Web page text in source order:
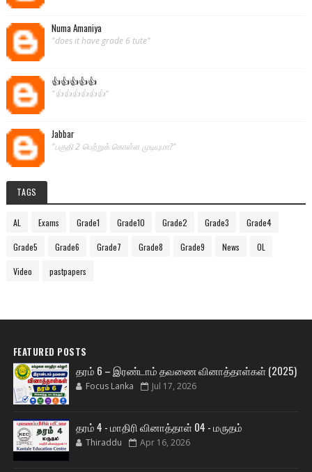
Numa Amaniya
"does it have grade 6 tute"
👍👍👍👍👍
"👍👍👍👍👍👍"
Jabbar
"பகுதி 2 பெற்றுக் கொள்ள முடியுமா?"
TAGS
AL Exams Grade1 Grade10 Grade2 Grade3 Grade4
Grade5 Grade6 Grade7 Grade8 Grade9 News OL
Video pastpapers
FEATURED POSTS
தரம் 6 – இரண்டாம் தவணை வினாத்தாள்கள் (2025)
Focus Lanka Jul 17, 2026
தரம் 4 - மாதிரி வினாத்தாள் 04 - மருதம்
Thiraddu Apr 16, 2026